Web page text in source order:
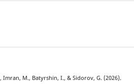
Imran, M., Batyrshin, I., & Sidorov, G. (2026).